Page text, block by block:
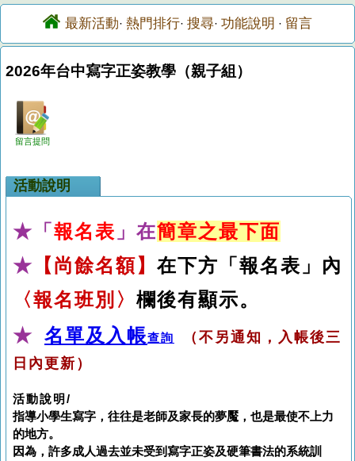
最新活動· 熱門排行· 搜尋· 功能說明 · 留言
2026年台中寫字正姿教學（親子組）
留言提問
活動說明
★「 報名表 」在簡章之最下面
★ 【 尚餘名額】 在下方「報名表」內
〈報名班別〉 欄後有顯示。
★ 名單及入帳查詢
（不另通知，入帳後三
日內更新）
活動說明/
指導小學生寫字，往往是老師及家長的夢魘，也是最使不上力
的地方。
因為，許多成人過去並未受到寫字正姿及硬筆書法的系統訓